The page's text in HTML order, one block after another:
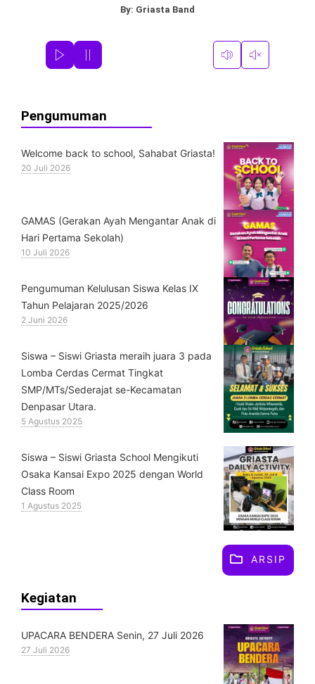
By: Griasta Band
Pengumuman
Welcome back to school, Sahabat Griasta!
20 Juli 2026
GAMAS (Gerakan Ayah Mengantar Anak di
Hari Pertama Sekolah)
10 Juli 2026
Pengumuman Kelulusan Siswa Kelas IX
Tahun Pelajaran 2025/2026
2 Juni 2026
Siswa – Siswi Griasta meraih juara 3 pada
Lomba Cerdas Cermat Tingkat
SMP/MTs/Sederajat se-Kecamatan
Denpasar Utara.
5 Agustus 2025
Siswa – Siswi Griasta School Mengikuti
Osaka Kansai Expo 2025 dengan World
Class Room
1 Agustus 2025
ARSIP
Kegiatan
UPACARA BENDERA Senin, 27 Juli 2026
27 Juli 2026